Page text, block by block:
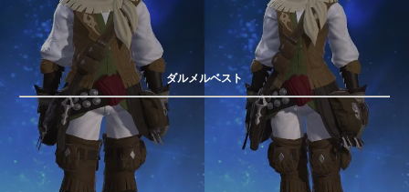
ダルメルベスト